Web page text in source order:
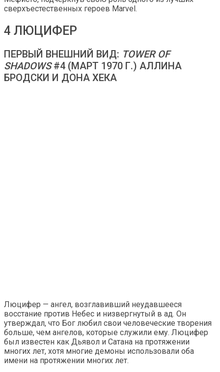
сверхъестественных героев Marvel.
4 ЛЮЦИФЕР
ПЕРВЫЙ ВНЕШНИЙ ВИД: TOWER OF
SHADOWS#4 (МАРТ 1970 Г.) АЛЛИНА
БРОДСКИ И ДОНА ХЕКА
Люцифер — ангел, возглавивший неудавшееся
восстание против Небес и низвергнутый в ад. Он
утверждал, что Бог любил свои человеческие творения
больше, чем ангелов, которые служили ему. Люцифер
был известен как Дьявол и Сатана на протяжении
многих лет, хотя многие демоны использовали оба
имени на протяжении многих лет.